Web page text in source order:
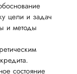
цели и задач
и методы
состояние